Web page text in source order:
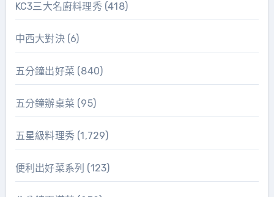
KC3三大名廚料理秀(418)
中西大對決(6)
五分鐘出好菜 (840)
五分鐘辦桌菜 (95)
五星級料理秀(1,729)
便利出好菜系列 (123)